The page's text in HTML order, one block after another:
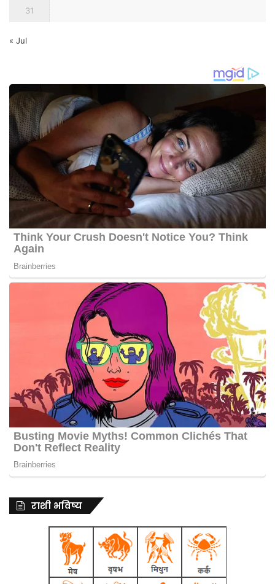
31
« Jul
राशी भविष्य